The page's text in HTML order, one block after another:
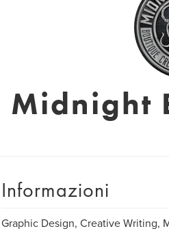
Midnight
Informazioni
Graphic Design, Creative Writing,